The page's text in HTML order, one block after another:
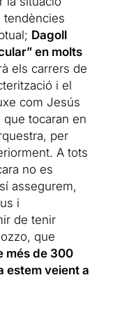
tendències
Dagoll
en molts
els carrers de
i el
com Jesús
que tocaran en
per
A tots
no es
assegurem,
i
de tenir
que
més de 300
estem veient a